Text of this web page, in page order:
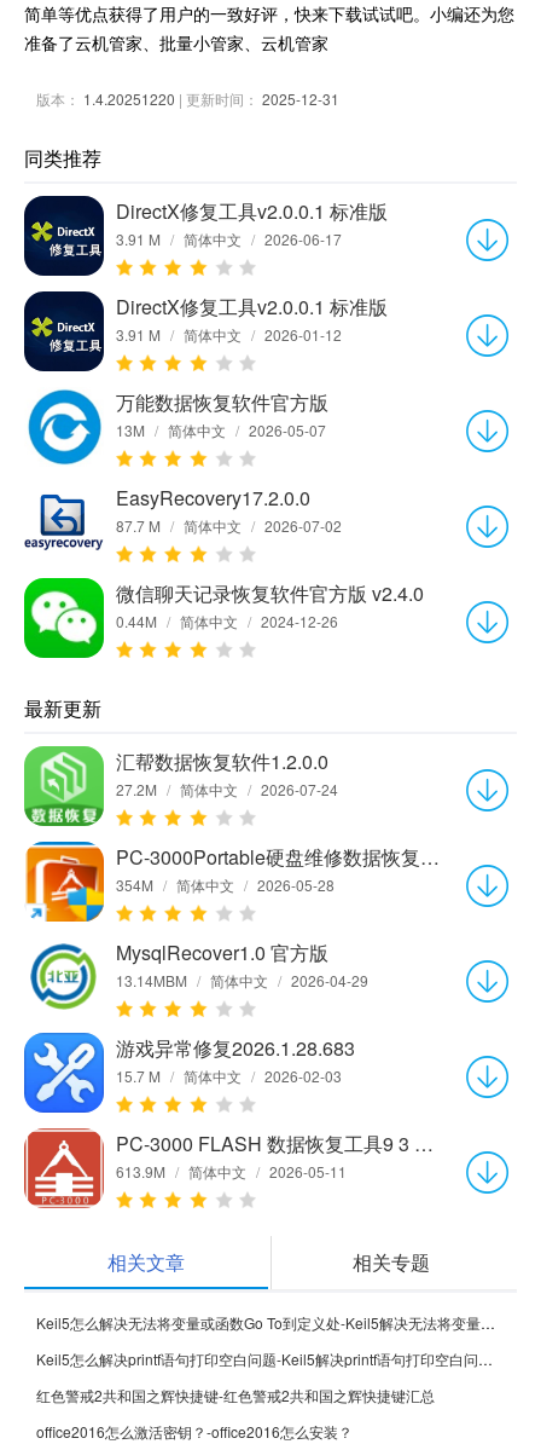
简单等优点获得了用户的一致好评，快来下载试试吧。小编还为您
准备了云机管家、批量小管家、云机管家
版本： 1.4.20251220 | 更新时间： 2025-12-31
同类推荐
DirectX修复工具v2.0.0.1 标准版
3.91 M / 简体中文 / 2026-06-17
DirectX修复工具v2.0.0.1 标准版
3.91 M / 简体中文 / 2026-01-12
万能数据恢复软件官方版
13M / 简体中文 / 2026-05-07
EasyRecovery17.2.0.0
87.7 M / 简体中文 / 2026-07-02
微信聊天记录恢复软件官方版 v2.4.0
0.44M / 简体中文 / 2024-12-26
最新更新
汇帮数据恢复软件1.2.0.0
27.2M / 简体中文 / 2026-07-24
PC-3000Portable硬盘维修数据恢复软件7.8.21官方中文版
354M / 简体中文 / 2026-05-28
MysqlRecover1.0 官方版
13.14MBM / 简体中文 / 2026-04-29
游戏异常修复2026.1.28.683
15.7 M / 简体中文 / 2026-02-03
PC-3000 FLASH 数据恢复工具9 3 15 官方中文版
613.9M / 简体中文 / 2026-05-11
相关文章 相关专题
Keil5怎么解决无法将变量或函数Go To到定义处-Keil5解决无法将变量或函数Go To到定义处的方法
Keil5怎么解决printf语句打印空白问题-Keil5解决printf语句打印空白问题的方法
红色警戒2共和国之辉快捷键-红色警戒2共和国之辉快捷键汇总
office2016怎么激活密钥？-office2016怎么安装？